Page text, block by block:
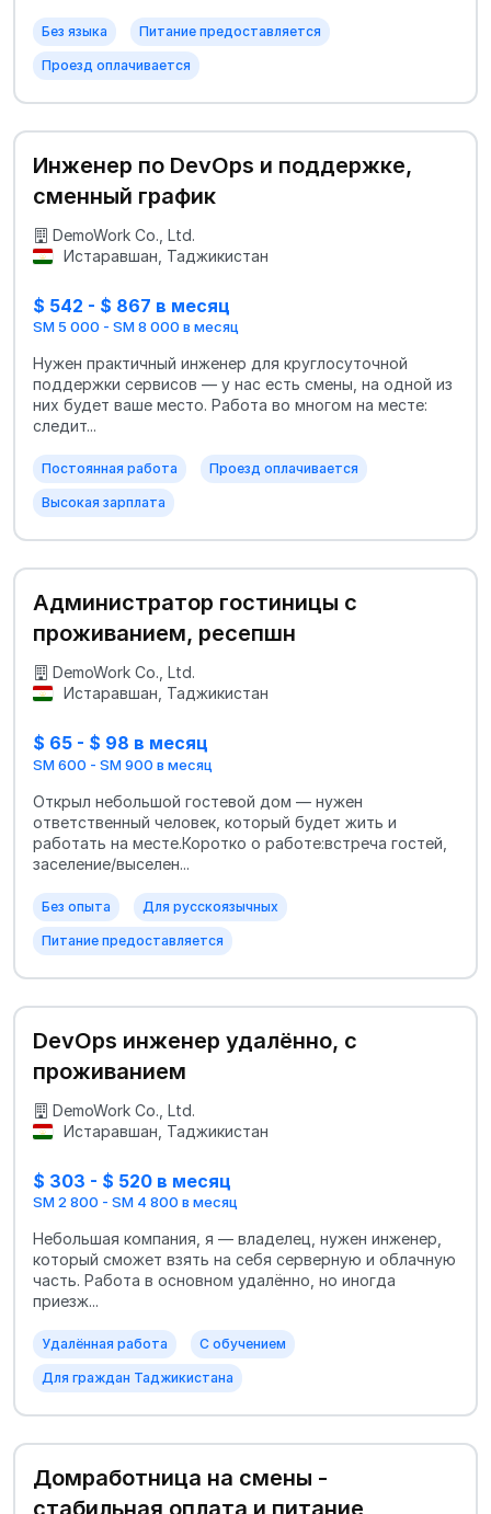
Без языка Питание предоставляется
Проезд оплачивается
Инженер по DevOps и поддержке,
сменный график
DemoWork Co., Ltd.
Истаравшан, Таджикистан
$ 542 - $ 867 в месяц
SM 5 000 - SM 8 000 в месяц
Нужен практичный инженер для круглосуточной
поддержки сервисов — у нас есть смены, на одной из
них будет ваше место. Работа во многом на месте:
следит...
Постоянная работа Проезд оплачивается
Высокая зарплата
Администратор гостиницы с
проживанием, ресепшн
DemoWork Co., Ltd.
Истаравшан, Таджикистан
$ 65 - $ 98 в месяц
SM 600 - SM 900 в месяц
Открыл небольшой гостевой дом — нужен
ответственный человек, который будет жить и
работать на месте.Коротко о работе:встреча гостей,
заселение/выселен...
Без опыта Для русскоязычных
Питание предоставляется
DevOps инженер удалённо, с
проживанием
DemoWork Co., Ltd.
Истаравшан, Таджикистан
$ 303 - $ 520 в месяц
SM 2 800 - SM 4 800 в месяц
Небольшая компания, я — владелец, нужен инженер,
который сможет взять на себя серверную и облачную
часть. Работа в основном удалённо, но иногда
приезж...
Удалённая работа С обучением
Для граждан Таджикистана
Домработница на смены -